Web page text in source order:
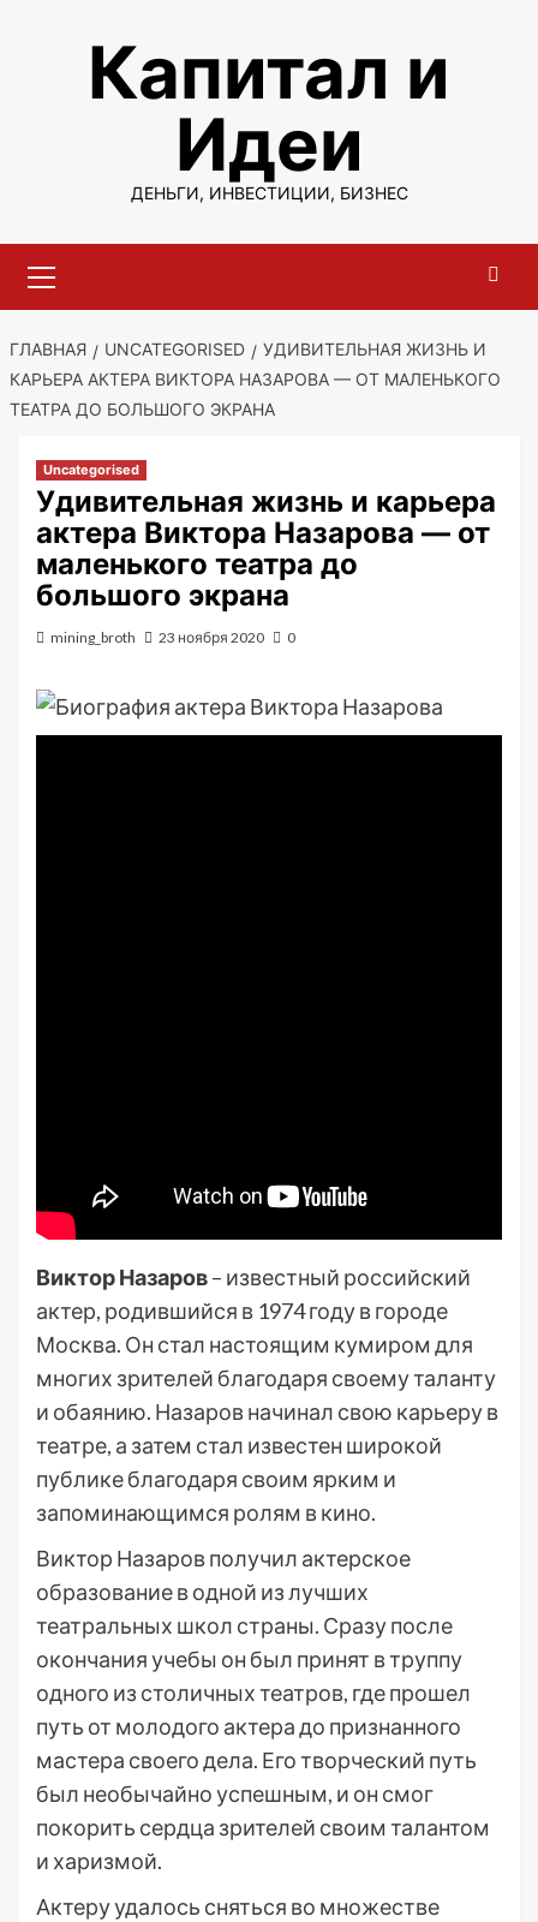
содержимомуКапитал и
Идеи
ДЕНЬГИ, ИНВЕСТИЦИИ, БИЗНЕС
меню
ГЛАВНАЯ UNCATEGORISED
УДИВИТЕЛЬНАЯ ЖИЗНЬ И
КАРЬЕРА АКТЕРА ВИКТОРА НАЗАРОВА — ОТ МАЛЕНЬКОГО
ТЕАТРА ДО БОЛЬШОГО ЭКРАНА
Uncategorised
Удивительная жизнь и карьера
актера Виктора Назарова — от
маленького театра до
большого экрана
mining_broth 23 ноября 2020 0
Виктор Назаров– известный российский
актер, родившийся в 1974 году в городе
Москва. Он стал настоящим кумиром для
многих зрителей благодаря своему таланту
и обаянию. Назаров начинал свою карьеру в
театре, а затем стал известен широкой
публике благодаря своим ярким и
запоминающимся ролям в кино.
Виктор Назаров получил актерское
образование в одной из лучших
театральных школ страны. Сразу после
окончания учебы он был принят в труппу
одного из столичных театров, где прошел
путь от молодого актера до признанного
мастера своего дела. Его творческий путь
был необычайно успешным, и он смог
покорить сердца зрителей своим талантом
и харизмой.
Актеру удалось сняться во множестве